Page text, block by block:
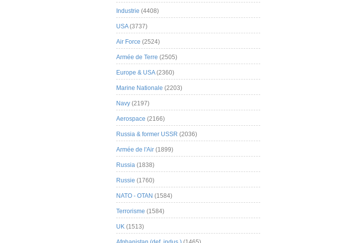
Industrie (4408)
USA(3737)
Air Force (2524)
Armée de Terre (2505)
Europe & USA(2360)
Marine Nationale (2203)
Navy (2197)
Aerospace (2166)
Russia & former USSR (2036)
Armée de l'Air (1899)
Russia (1838)
Russie (1760)
NATO - OTAN (1584)
Terrorisme (1584)
UK (1513)